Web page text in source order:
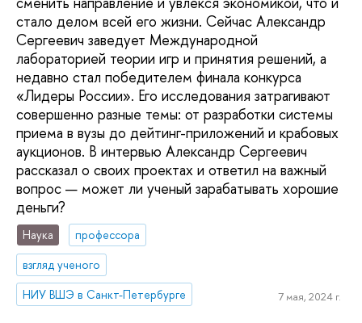
стало делом всей его жизни. Сейчас Александр
Сергеевич заведует Международной
лабораторией теории игр и принятия решений, а
недавно стал победителем финала конкурса
«Лидеры России». Его исследования затрагивают
совершенно разные темы: от разработки системы
приема в вузы до дейтинг-приложений и крабовых
аукционов. В интервью Александр Сергеевич
рассказал о своих проектах и ответил на важный
вопрос — может ли ученый зарабатывать хорошие
деньги?
Наука
профессора
взгляд ученого
НИУ ВШЭ в Санкт-Петербурге
7 мая, 2024 г.